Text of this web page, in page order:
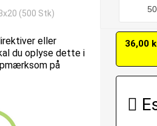
(500 Stk)
eller
du oplyse dette i
på
36,00